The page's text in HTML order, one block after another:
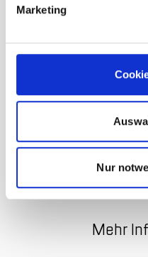
Marketing
Nur
Beschreibung /
Rundhals mit
Bündchen
Druck auf
Mehr